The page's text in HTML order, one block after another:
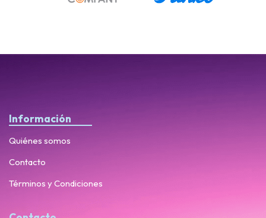
Información
Quiénes somos
Contacto
Términos y Condiciones